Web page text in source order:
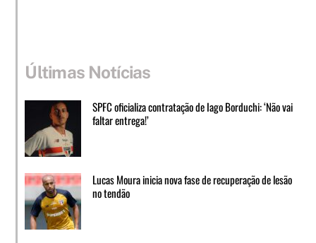
Últimas Notícias
SPFC oficializa contratação de Iago Borduchi: ‘Não vai
faltar entrega!’
Lucas Moura inicia nova fase de recuperação de lesão
no tendão